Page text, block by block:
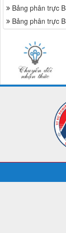
Bảng phân trực
Bảng phân trực